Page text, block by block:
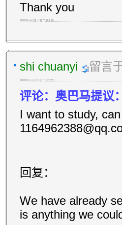
Thank you
shi chuanyi 留言
评论：奥巴马提议
I want to study,
回复：
We have already
is anything we